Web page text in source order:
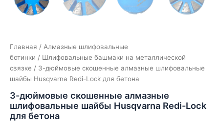
Главная / Алмазные шлифовальные
ботинки / Шлифовальные башмаки на металлической
связке / 3-дюймовые скошенные алмазные шлифовальные
шайбы Husqvarna Redi-Lock для бетона
3-дюймовые скошенные алмазные
шлифовальные шайбы Husqvarna Redi-Lock
для бетона